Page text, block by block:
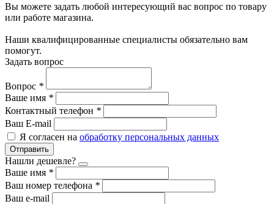
Вы можете задать любой интересующий вас вопрос по товару
или работе магазина.
Наши квалифицированные специалисты обязательно вам
помогут.
Задать вопрос
Вопрос *
Ваше имя *
Контактный телефон *
Ваш E-mail
Я согласен на обработку персональных данных
Отправить
Нашли дешевле?
Ваше имя *
Ваш номер телефона *
Ваш e-mail